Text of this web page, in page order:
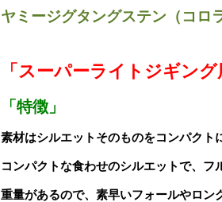
ヤミージグタングステン（コ
「スーパーライトジギン
「特徴」
素材はシルエットそのものをコンパクト
コンパクトな食わせのシルエットで、フ
重量があるので、素早いフォールやロン